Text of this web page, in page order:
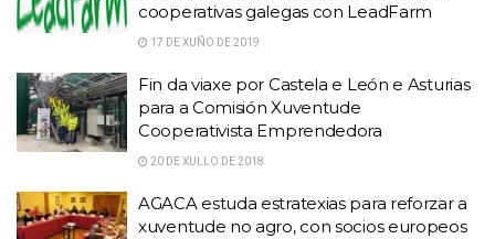
cooperativas galegas con LeadFarm
17 DE XUÑO DE 2019
Fin da viaxe por Castela e León e Asturias
para a Comisión Xuventude
Cooperativista Emprendedora
20 DE XULLO DE 2018
AGACA estuda estratexias para reforzar a
xuventude no agro, con socios europeos